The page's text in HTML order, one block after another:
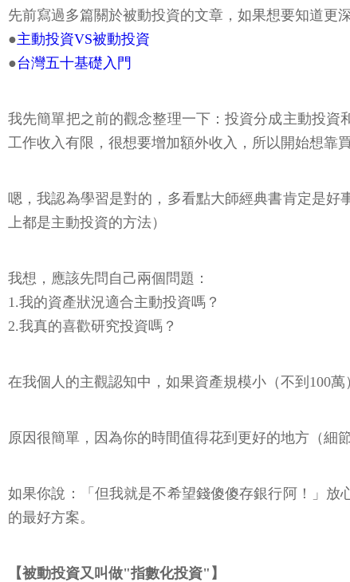
先前寫過多篇關於被動投資的文章，如果想要知道更
●主動投資VS被動投資
●台灣五十基礎入門
我先簡單把之前的觀念整理一下：投資分成主動投
工作收入有限，很想要增加額外收入，所以開始想靠
嗯，我認為學習是對的，多看點大師經典書肯定是
上都是主動投資的方法）
我想，應該先問自己兩個問題：
1.我的資產狀況適合主動投資嗎？
2.我真的喜歡研究投資嗎？
在我個人的主觀認知中，如果資產規模小（不到100
原因很簡單，因為你的時間值得花到更好的地方（細
如果你說：「但我就是不希望錢傻傻存銀行阿！」
的最好方案。
【被動投資又叫做"指數化投資"】